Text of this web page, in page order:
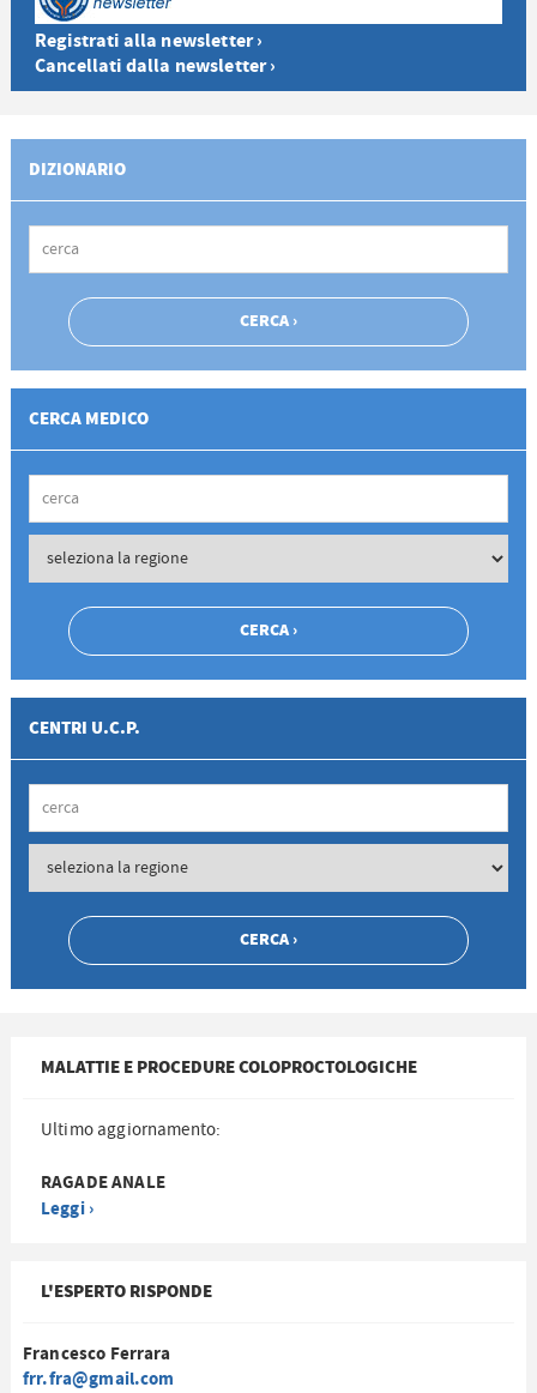
Registrati alla newsletter ›
Cancellati dalla newsletter ›
DIZIONARIO
CERCA MEDICO
CENTRI U.C.P.
MALATTIE E PROCEDURE COLOPROCTOLOGICHE
Ultimo aggiornamento:
RAGADE ANALE
Leggi ›
L'ESPERTO RISPONDE
Francesco Ferrara
frr.fra@gmail.com